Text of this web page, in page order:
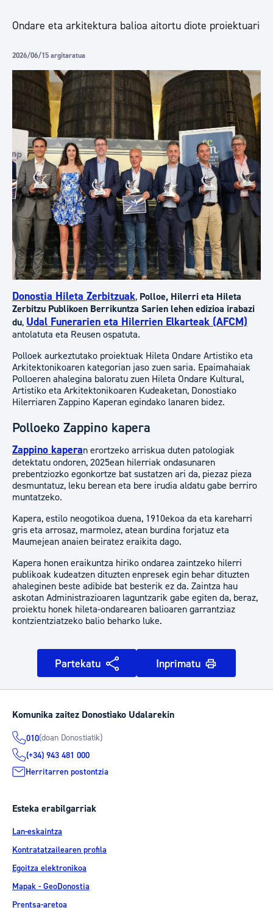
Ondare eta arkitektura balioa aitortu diote proiektuari
2026/06/15 argitaratua
Donostia Hileta Zerbitzuak, Polloe, Hilerri eta Hileta
Zerbitzu Publikoen Berrikuntza Sarien lehen edizioa irabazi
du, Udal Funerarien eta Hilerrien Elkarteak (AFCM)
antolatuta eta Reusen ospatuta.
Polloek aurkeztutako proiektuak Hileta Ondare Artistiko eta
Arkitektonikoaren kategorian jaso zuen saria. Epaimahaiak
Polloeren ahalegina baloratu zuen Hileta Ondare Kultural,
Artistiko eta Arkitektonikoaren Kudeaketan, Donostiako
Hilerriaren Zappino Kaperan egindako lanaren bidez.
Polloeko Zappino kapera
Zappino kaperan erortzeko arriskua duten patologiak
detektatu ondoren, 2025ean hilerriak ondasunaren
prebentziozko egonkortze bat sustatzen ari da, piezaz pieza
desmuntatuz, leku berean eta bere irudia aldatu gabe berriro
muntatzeko.
Kapera, estilo neogotikoa duena, 1910ekoa da eta kareharri
gris eta arrosaz, marmolez, atean burdina forjatuz eta
Maumejean anaien beiratez eraikita dago.
Kapera honen eraikuntza hiriko ondarea zaintzeko hilerri
publikoak kudeatzen dituzten enpresek egin behar dituzten
ahaleginen beste adibide bat besterik ez da. Zaintza hau
askotan Administrazioaren laguntzarik gabe egiten da, beraz,
proiektu honek hileta-ondarearen balioaren garrantziaz
kontzientziatzeko balio beharko luke.
Partekatu Inprimatu
Komunika zaitez Donostiako Udalarekin
010(doan Donostiatik)
(+34) 943 481 000
Herritarren postontzia
Esteka erabilgarriak
Lan-eskaintza
Kontratatzailearen profila
Egoitza elektronikoa
Mapak - GeoDonostia
Prentsa-aretoa